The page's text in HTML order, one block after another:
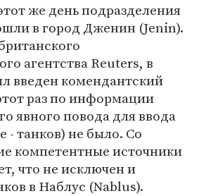
же день подразделения
в город Дженин (Jenin).
агентства Reuters, в
введен комендантский
раз по информации
явного повода для ввода
- танков) не было. Со
компетентные источники
что не исключен и
в Наблус (Nablus).